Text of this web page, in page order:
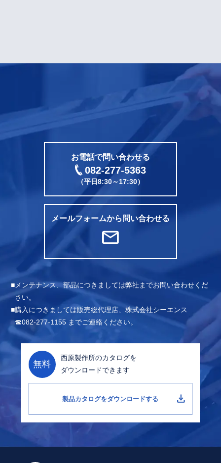
CONTACT
お電話で問い合わせる
082-277-5363
（平日8:30～17:30）
メールフォームから問い合わせる
mail
メンテナンス、部品につきましては弊社までお問い合わせくだ
さい。
購入につきましては販売総代理店、株式会社シーエンス
☎082-277-1155 までご連絡ください。
無料
西原製作所のカタログを
ダウンロードできます
製品カタログをダウンロードする download